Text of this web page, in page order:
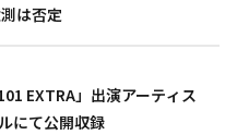
は否定
EXTRA」出演アーティス
にて公開収録